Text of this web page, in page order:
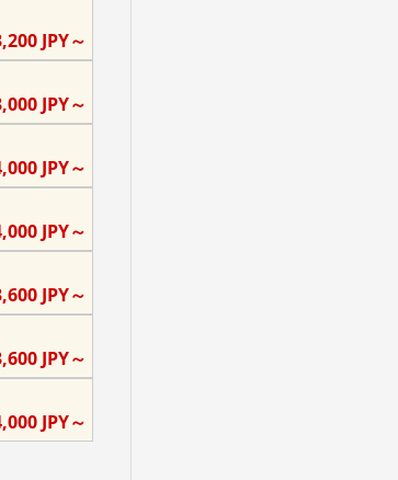
JPY～
JPY～
JPY～
JPY～
JPY～
JPY～
JPY～